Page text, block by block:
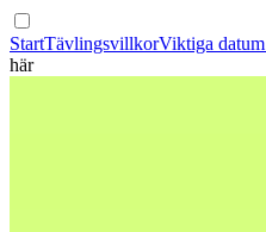
StartTävlingsvillkorViktiga datum
här